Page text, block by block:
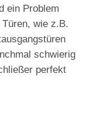
ein Problem
wie z.B.
schwierig
perfekt